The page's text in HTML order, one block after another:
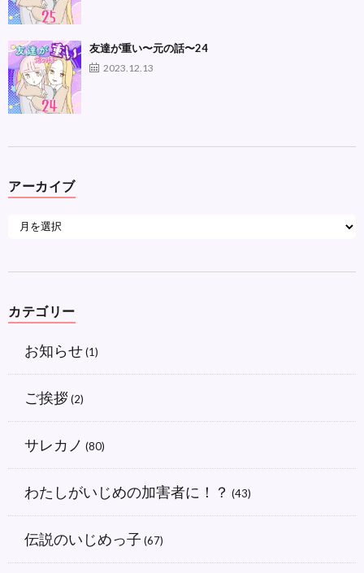
友達が重い〜元の話〜24
2023.12.13
アーカイブ
カテゴリー
お知らせ(1)
ご挨拶(2)
サレカノ (80)
わたしがいじめの加害者に！？ (43)
伝説のいじめっ子 (67)